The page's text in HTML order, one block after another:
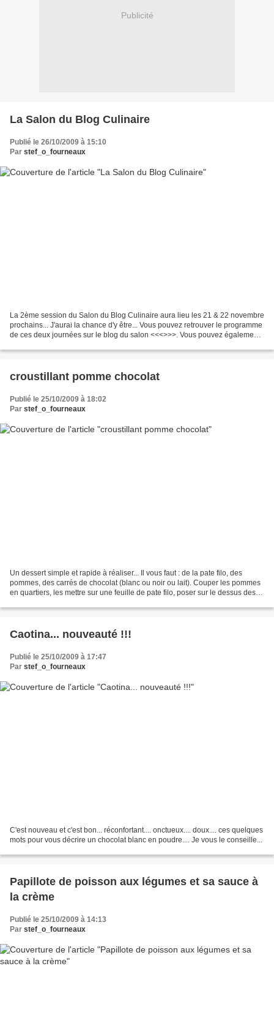
Publicité
La Salon du Blog Culinaire
Publié le 26/10/2009 à 15:10
Par stef_o_fourneaux
La 2ème session du Salon du Blog Culinaire aura lieu les 21 & 22 novembre
prochains... J'aurai la chance d'y être... Vous pouvez retrouver le programme
de ces deux journées sur le blog du salon <<<>>>. Vous pouvez également
croustillant pomme chocolat
Publié le 25/10/2009 à 18:02
Par stef_o_fourneaux
Un dessert simple et rapide à réaliser... Il vous faut : de la pate filo, des
pommes, des carrés de chocolat (blanc ou noir ou lait). Couper les pommes
en quartiers, les mettre sur une feuille de pate filo, poser sur le dessus des
Caotina... nouveauté !!!
Publié le 25/10/2009 à 17:47
Par stef_o_fourneaux
C'est nouveau et c'est bon... réconfortant.... onctueux.... doux.... ces quelques
mots pour vous décrire un chocolat blanc en poudre.... Je vous le conseille...
Papillote de poisson aux légumes et sa sauce à
la crème
Publié le 25/10/2009 à 14:13
Par stef_o_fourneaux